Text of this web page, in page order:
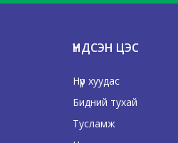
ҮНДСЭН ЦЭС
Нүүр хуудас
Бидний тухай
Тусламж